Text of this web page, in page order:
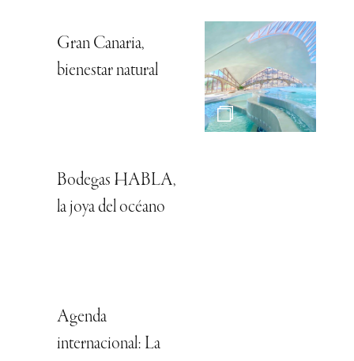
Gran Canaria,
bienestar natural
Bodegas HABLA,
la joya del océano
Agenda
internacional: La